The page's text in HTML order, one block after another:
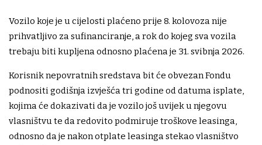
Vozilo koje je u cijelosti plaćeno prije 8. kolovoza nije
prihvatljivo za sufinanciranje, a rok do kojeg sva vozila
trebaju biti kupljena odnosno plaćena je 31. svibnja 2026.
Korisnik nepovratnih sredstava bit će obvezan Fondu
podnositi godišnja izvješća tri godine od datuma isplate,
kojima će dokazivati da je vozilo još uvijek u njegovu
vlasništvu te da redovito podmiruje troškove leasinga,
odnosno da je nakon otplate leasinga stekao vlasništvo